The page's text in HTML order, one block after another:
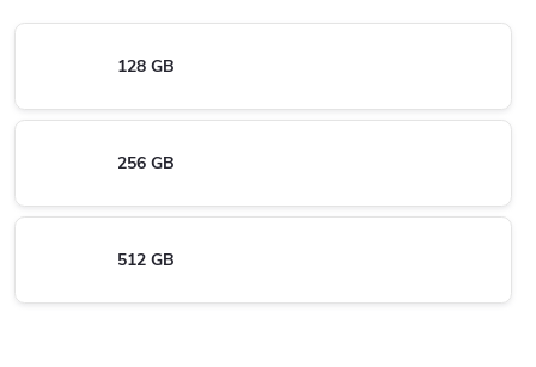
128 GB
256 GB
512 GB